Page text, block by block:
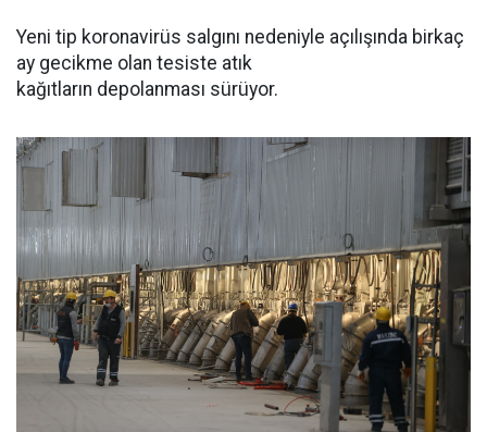
Yeni tip koronavirüs salgını nedeniyle açılışında birkaç
ay gecikme olan tesiste atık
kağıtların depolanması sürüyor.